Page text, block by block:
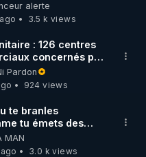
alerte
3.5 k views
: 126 centres
concernés par
dans toute la
Pardon
924 views
te branles
tu émets des
ont juste omis de
MAN
3.0 k views